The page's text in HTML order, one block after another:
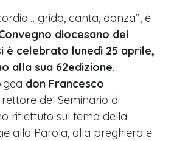
grida, canta, danza”, è
diocesano dei
è celebrato lunedì 25 aprile,
alla sua 62edizione.
don Francesco
del Seminario di
riflettuto sul tema della
alla Parola, alla preghiera e